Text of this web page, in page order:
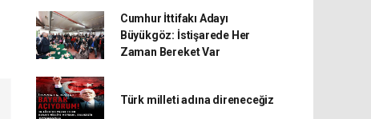
Cumhur İttifakı Adayı
Büyükgöz: İstişarede Her
Zaman Bereket Var
Türk milleti adına direneceğiz